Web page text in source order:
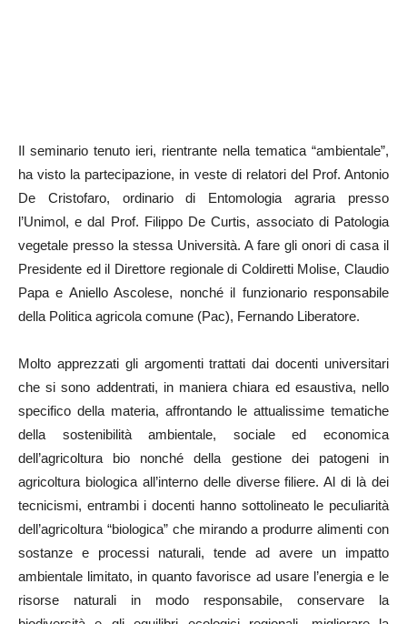
Il seminario tenuto ieri, rientrante nella tematica “ambientale”,
ha visto la partecipazione, in veste di relatori del Prof. Antonio
De Cristofaro, ordinario di Entomologia agraria presso
l’Unimol, e dal Prof. Filippo De Curtis, associato di Patologia
vegetale presso la stessa Università. A fare gli onori di casa il
Presidente ed il Direttore regionale di Coldiretti Molise, Claudio
Papa e Aniello Ascolese, nonché il funzionario responsabile
della Politica agricola comune (Pac), Fernando Liberatore.
Molto apprezzati gli argomenti trattati dai docenti universitari
che si sono addentrati, in maniera chiara ed esaustiva, nello
specifico della materia, affrontando le attualissime tematiche
della sostenibilità ambientale, sociale ed economica
dell’agricoltura bio nonché della gestione dei patogeni in
agricoltura biologica all’interno delle diverse filiere. Al di là dei
tecnicismi, entrambi i docenti hanno sottolineato le peculiarità
dell’agricoltura “biologica” che mirando a produrre alimenti con
sostanze e processi naturali, tende ad avere un impatto
ambientale limitato, in quanto favorisce ad usare l’energia e le
risorse naturali in modo responsabile, conservare la